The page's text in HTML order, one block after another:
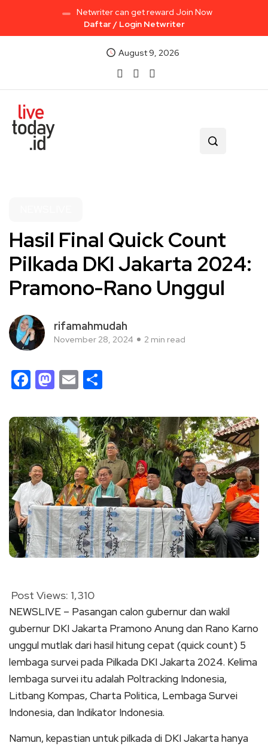
Netwriter can get reward Join Now
Daftar / Login Netwriter
August 9, 2026
Hasil Final Quick Count
Pilkada DKI Jakarta 2024:
Pramono-Rano Unggul
rifamahmudah
November 28, 2024 2 min read
Facebook
Mastodon
Email
Post Views: 1,310
NEWSLIVE – Pasangan calon gubernur dan wakil
gubernur DKI Jakarta Pramono Anung dan Rano Karno
unggul mutlak dari hasil hitung cepat (quick count) 5
lembaga survei pada Pilkada DKI Jakarta 2024. Kelima
lembaga survei itu adalah Poltracking Indonesia,
Litbang Kompas, Charta Politica, Lembaga Survei
Indonesia, dan Indikator Indonesia.
Namun, kepastian untuk pilkada di DKI Jakarta hanya